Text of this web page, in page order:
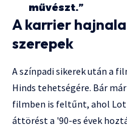
művészt.”
A karrier
szerepek
A színpadi sikerek után a
Hinds tehetségére. Bár már
filmben is feltűnt, ahol
áttörést a '90-es évek